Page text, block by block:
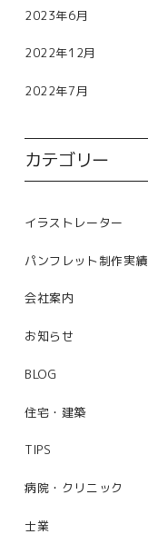
2023年6月
2022年12月
2022年7月
カテゴリー
イラストレーター
パンフレット制作実績
会社案内
お知らせ
BLOG
住宅・建築
TIPS
病院・クリニック
士業